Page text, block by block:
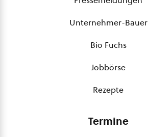
Unternehmer-Bauer
Bio Fuchs
Jobbörse
Rezepte
Termine